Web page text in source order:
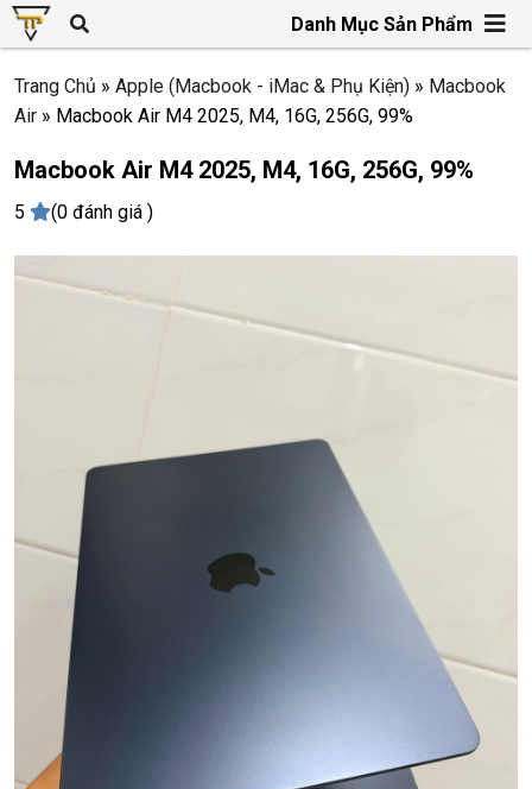
Danh Mục Sản Phẩm
Trang Chủ » Apple (Macbook - iMac & Phụ Kiện) » Macbook
Air » Macbook Air M4 2025, M4, 16G, 256G, 99%
Macbook Air M4 2025, M4, 16G, 256G, 99%
5 (0 đánh giá )